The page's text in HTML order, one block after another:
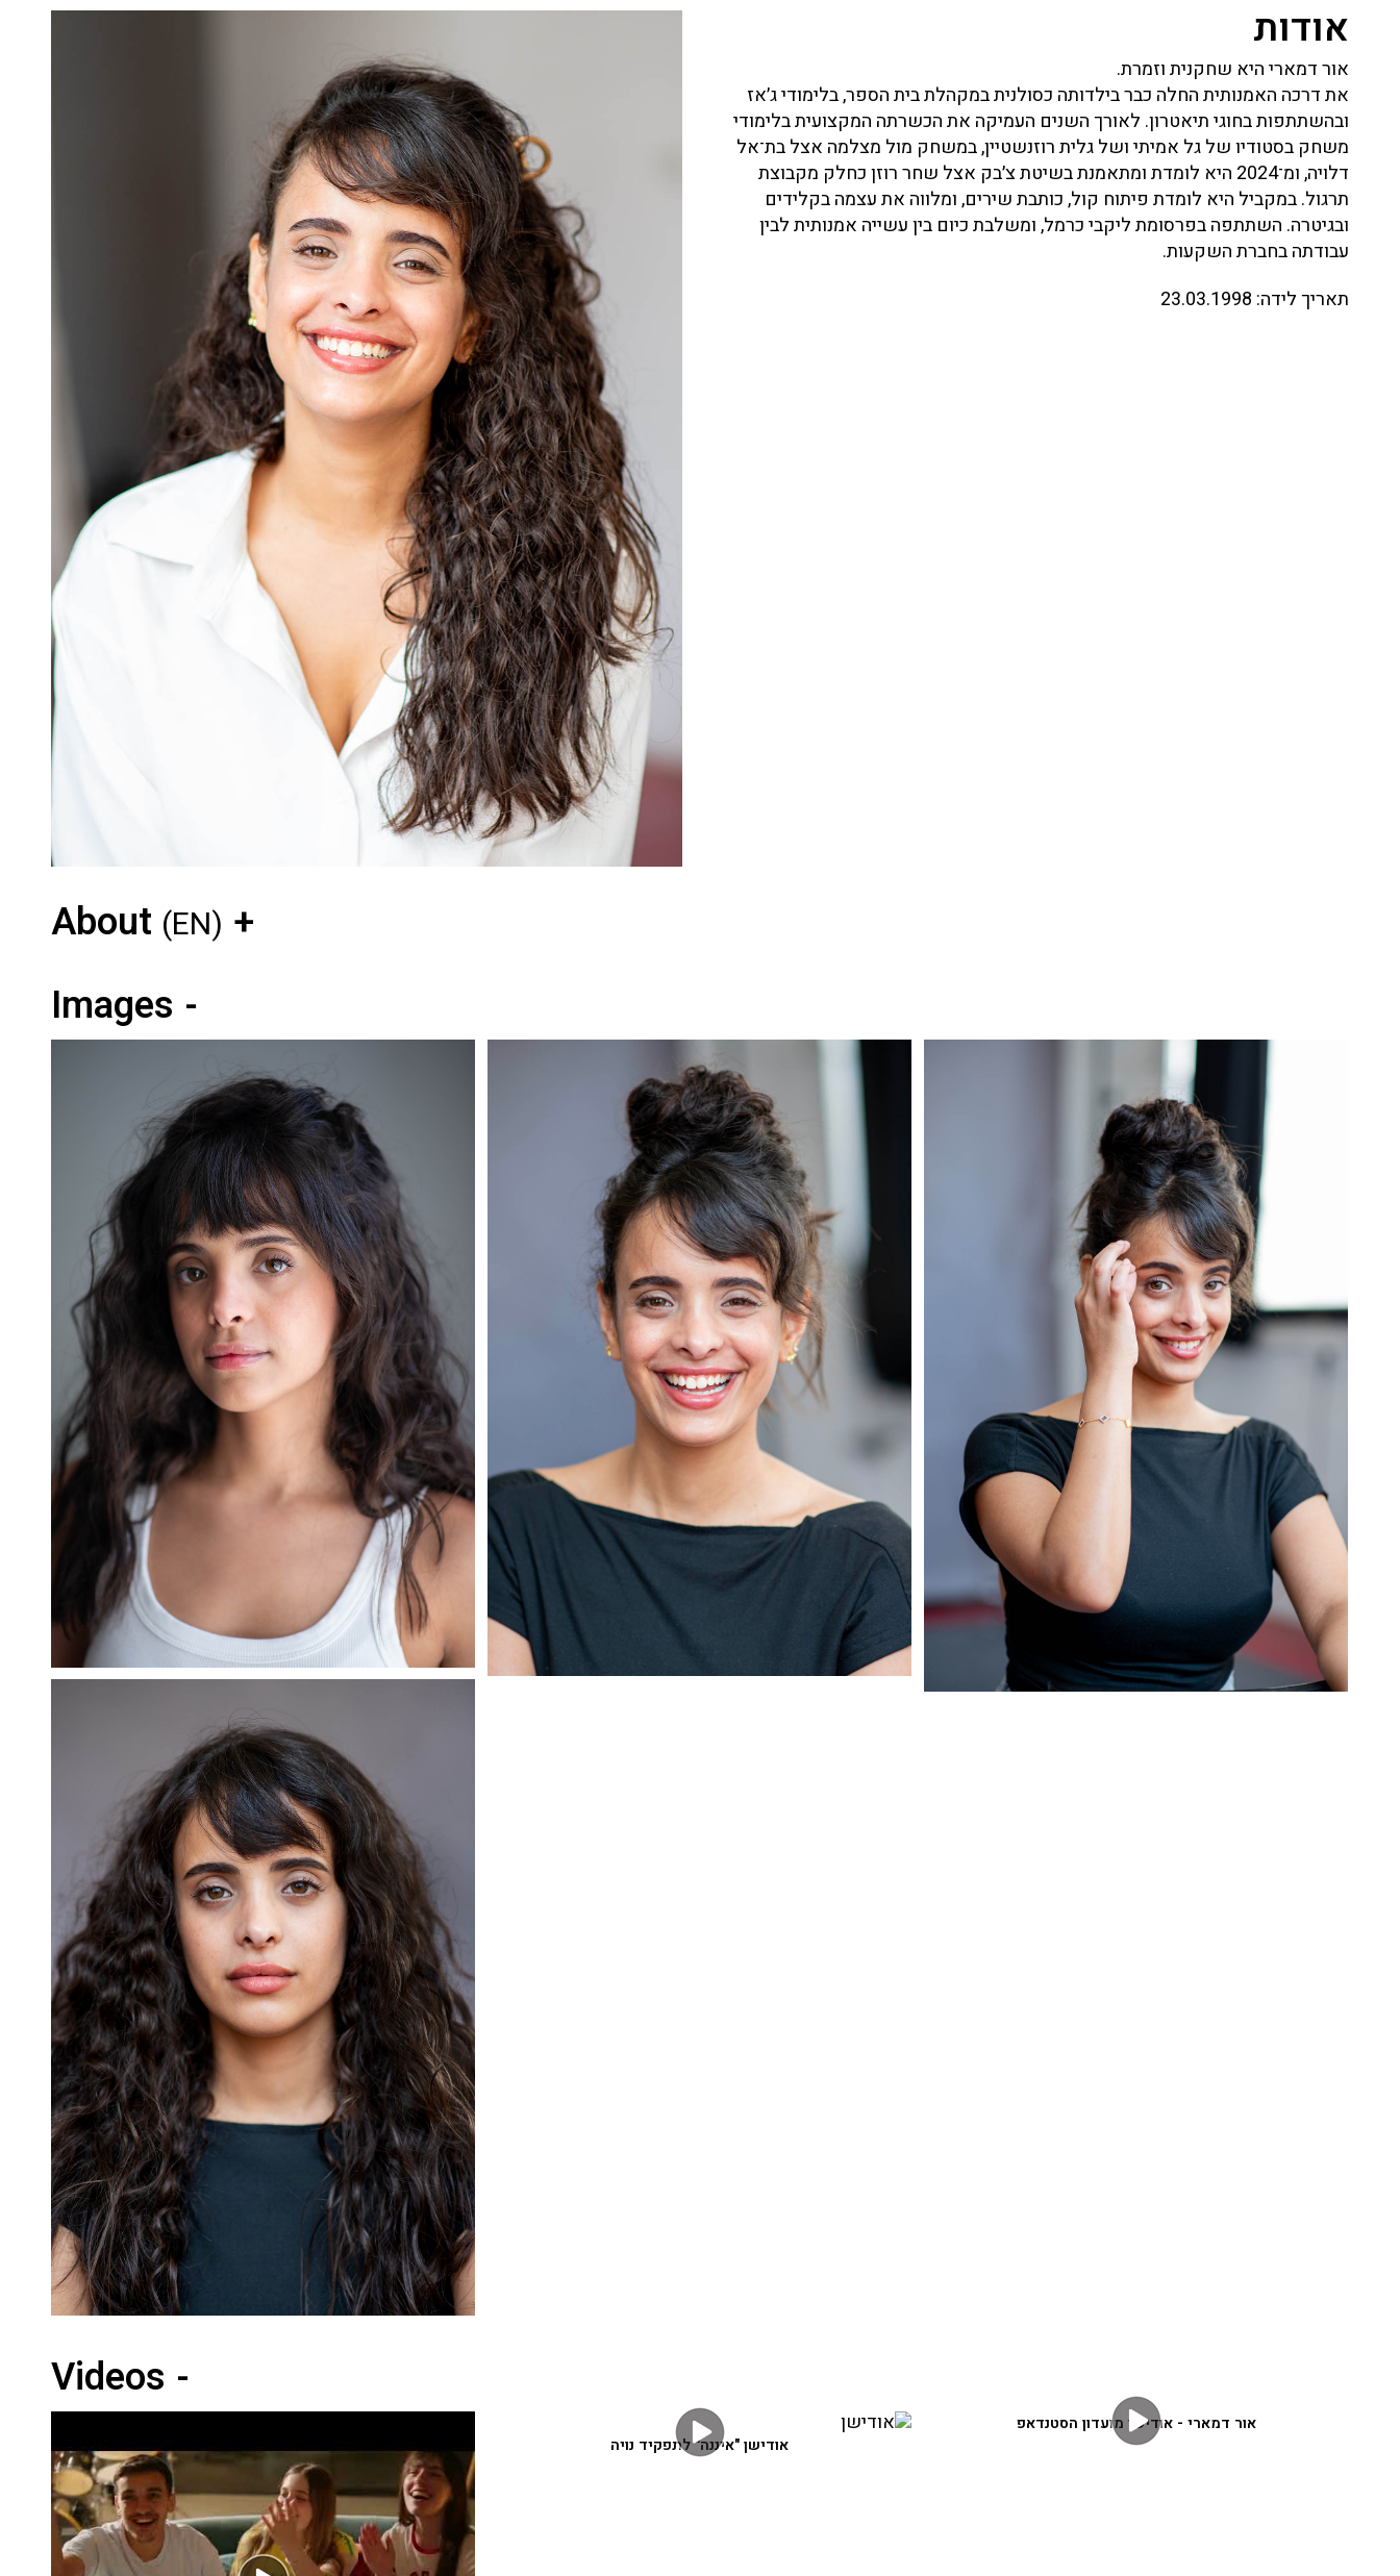
אודות
אור דמארי היא שחקנית וזמרת.
את דרכה האמנותית החלה כבר בילדותה כסולנית במקהלת בית הספר, בלימודי ג׳אז
ובהשתתפות בחוגי תיאטרון. לאורך השנים העמיקה את הכשרתה המקצועית בלימודי
משחק בסטודיו של גל אמיתי ושל גלית רוזנשטיין, במשחק מול מצלמה אצל בת־אל
דלויה, ומ־2024 היא לומדת ומתאמנת בשיטת צ׳בק אצל שחר רוזן כחלק מקבוצת
תרגול. במקביל היא לומדת פיתוח קול, כותבת שירים, ומלווה את עצמה בקלידים
ובגיטרה. השתתפה בפרסומת ליקבי כרמל, ומשלבת כיום בין עשייה אמנותית לבין
עבודתה בחברת השקעות.
תאריך לידה:
About (EN)
Images
Videos
אודישן "איננה" לתפקיד נויה
אור דמארי - אודישן מועדון הסטנדאפ